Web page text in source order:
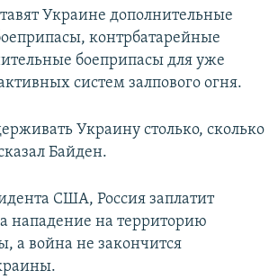
Украине дополнительные
контрбатарейные
боеприпасы для уже
систем залпового огня.
Украину столько, сколько
Байден.
США, Россия заплатит
нападение на территорию
а война не закончится